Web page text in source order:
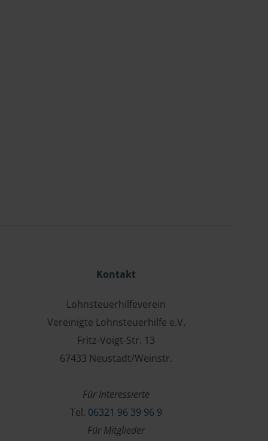
Kontakt
Lohnsteuerhilfeverein
Vereinigte Lohnsteuerhilfe e.V.
Fritz-Voigt-Str. 13
67433 Neustadt/Weinstr.
Für Interessierte
Tel. 06321 96 39 96 9
Für Mitglieder